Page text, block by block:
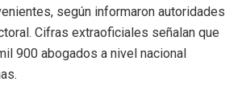
según informaron autoridades
Cifras extraoficiales señalan que
900 abogados a nivel nacional